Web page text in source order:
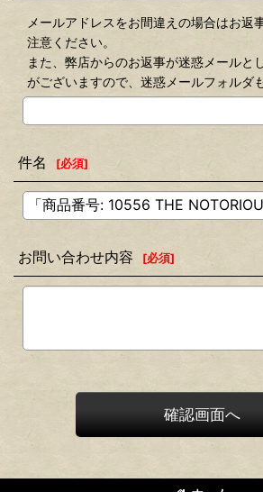
メールアドレスをお間違えの場合はお返
注意ください。
また、弊店からのお返事が迷惑メールと
がございますので、迷惑メールフォルダ
件名 [必須]
お問い合わせ内容 [必須]
確認画面へ